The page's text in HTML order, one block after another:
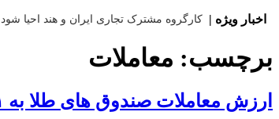
اخبار ویژه | کارگروه مشترک تجاری ایران و هند احیا شود
برچسب: معاملات
ارزش معاملات صندوق های طلا به ۷.۱ همت رسید